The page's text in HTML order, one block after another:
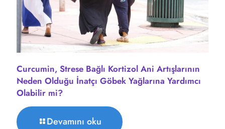
Curcumin, Strese Bağlı Kortizol Ani Artışlarının
Neden Olduğu İnatçı Göbek Yağlarına Yardımcı
Olabilir mi?
Devamını oku